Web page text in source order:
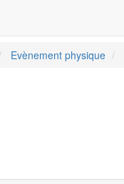
Evènement physique